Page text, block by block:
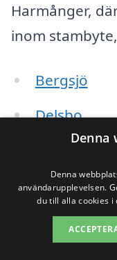
Harmånger,
inom
Bergsjö
Delsbo
Hudiksvall
Korsnäs
Stockholm
Denna
Denna
användarupplevelsen.
du till alla cookies i